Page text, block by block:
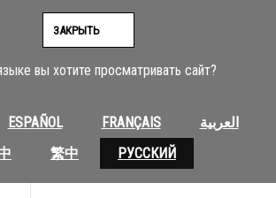
вы хотите просматривать сайт?
ESPAÑOL FRANÇAIS
العربية
繁中 РУССКИЙ
ЗАКРЫТЬ